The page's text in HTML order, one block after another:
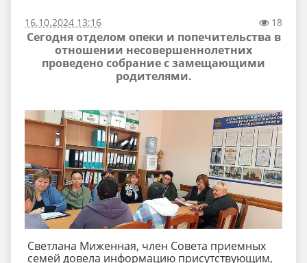
16.10.2024 13:16 18
Сегодня отделом опеки и попечительства в
отношении несовершеннолетних
проведено собрание с замещающими
родителями.
Светлана Миженная, член Совета приемных
семей довела информацию присутствующим,